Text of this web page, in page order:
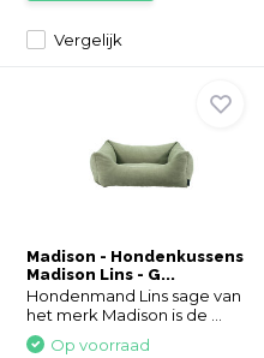
Vergelijk
Madison - Hondenkussens
Madison Lins - G...
Hondenmand Lins sage van
het merk Madison is de ...
Op voorraad